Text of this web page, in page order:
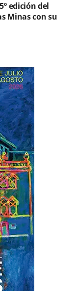
edición del
Minas con su